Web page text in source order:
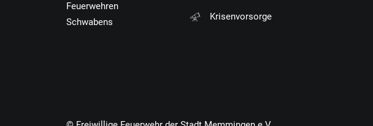
Feuerwehren
Schwabens
Krisenvorsorge